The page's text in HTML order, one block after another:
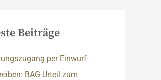
Beiträge
per Einwurf-
BAG-Urteil zum